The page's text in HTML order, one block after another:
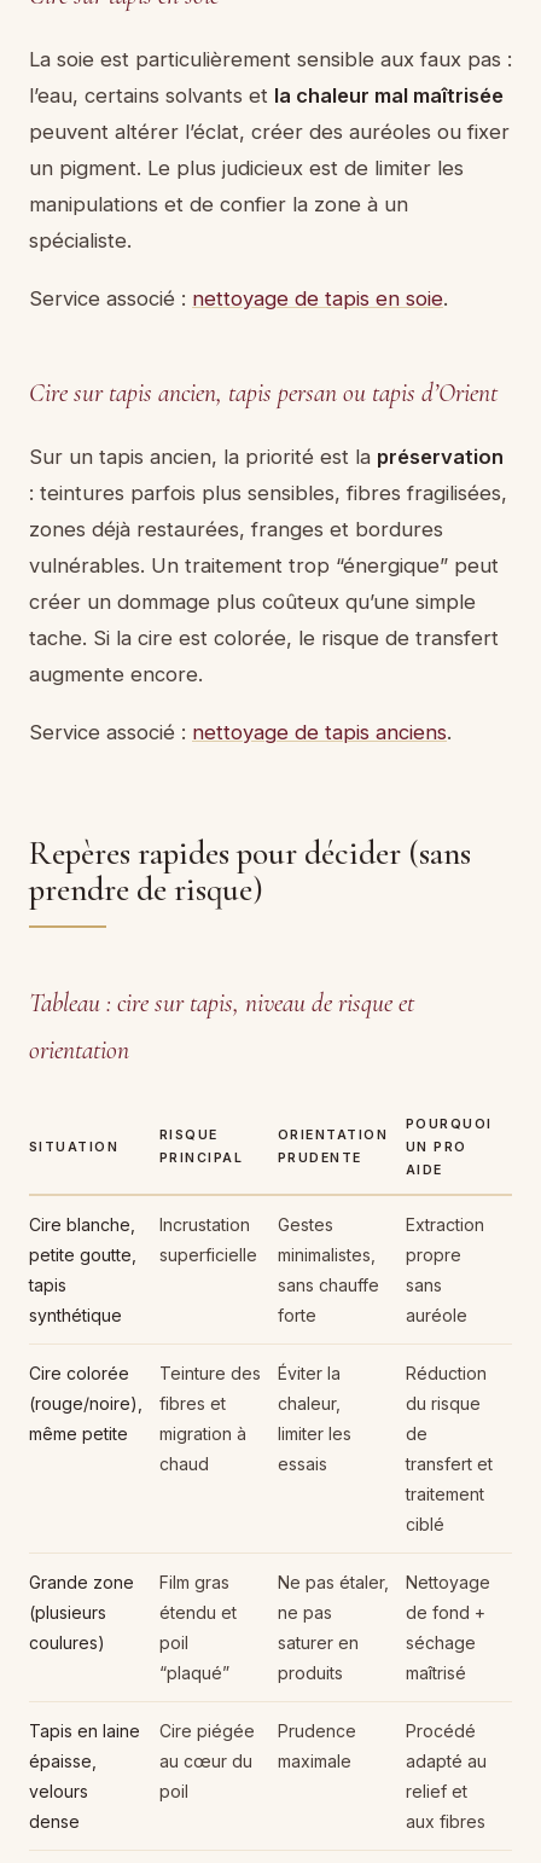
La soie est particulièrement sensible aux faux pas :
l’eau, certains solvants et la chaleur mal maîtrisée
peuvent altérer l’éclat, créer des auréoles ou fixer
un pigment. Le plus judicieux est de limiter les
manipulations et de confier la zone à un
spécialiste.
Service associé : nettoyage de tapis en soie.
Cire sur tapis ancien, tapis persan ou tapis d’Orient
Sur un tapis ancien, la priorité est la préservation
: teintures parfois plus sensibles, fibres fragilisées,
zones déjà restaurées, franges et bordures
vulnérables. Un traitement trop “énergique” peut
créer un dommage plus coûteux qu’une simple
tache. Si la cire est colorée, le risque de transfert
augmente encore.
Service associé : nettoyage de tapis anciens.
Repères rapides pour décider (sans
prendre de risque)
Tableau : cire sur tapis, niveau de risque et
orientation
SITUATION
RISQUE
PRINCIPAL
ORIENTATION
PRUDENTE
POURQUOI
UN PRO
AIDE
Cire blanche,
petite goutte,
tapis
synthétique
Incrustation
superficielle
Gestes
minimalistes,
sans chauffe
forte
Extraction
propre
sans
auréole
Cire colorée
(rouge/noire),
même petite
Teinture des
fibres et
migration à
chaud
Éviter la
chaleur,
limiter les
essais
Réduction
du risque
de
transfert et
traitement
ciblé
Grande zone
(plusieurs
coulures)
Film gras
étendu et
poil
“plaqué”
Ne pas étaler,
ne pas
saturer en
produits
Nettoyage
de fond +
séchage
maîtrisé
Tapis en laine
épaisse,
velours
dense
Cire piégée
au cœur du
poil
Prudence
maximale
Procédé
adapté au
relief et
aux fibres